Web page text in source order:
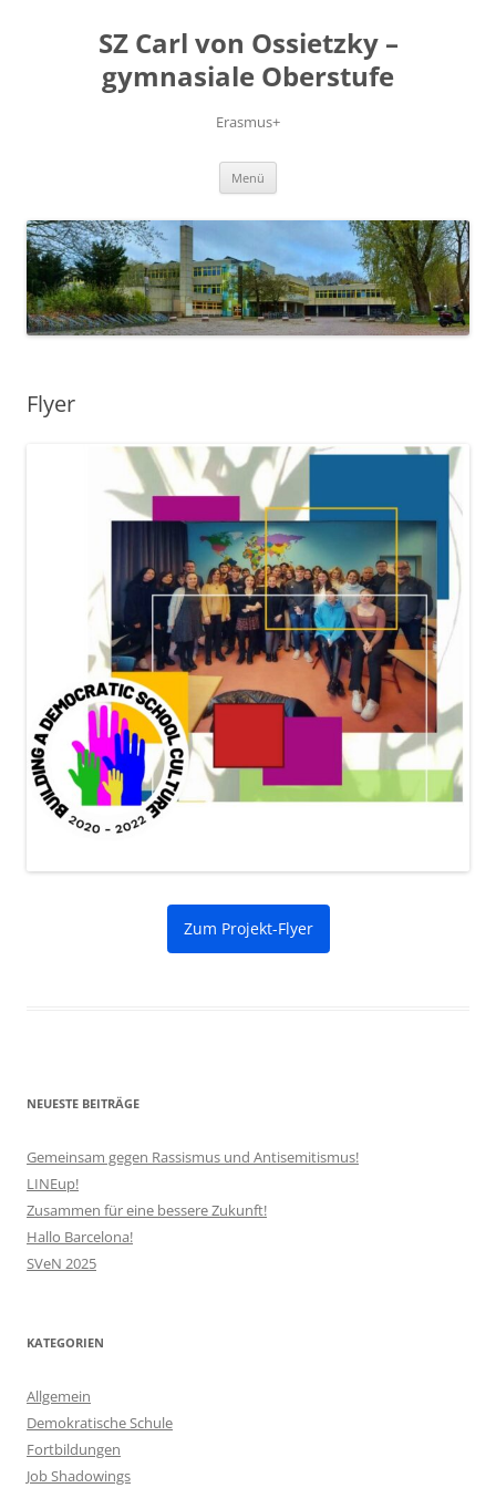
SZ Carl von Ossietzky –
gymnasiale Oberstufe
Erasmus+
Menü
Flyer
Zum Projekt-Flyer
NEUESTE BEITRÄGE
Gemeinsam gegen Rassismus und Antisemitismus!
LINEup!
Zusammen für eine bessere Zukunft!
Hallo Barcelona!
SVeN 2025
KATEGORIEN
Allgemein
Demokratische Schule
Fortbildungen
Job Shadowings